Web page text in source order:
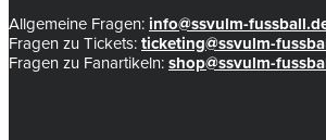
Allgemeine Fragen: info@ssvulm-
Fragen zu Tickets: ticketing@ssvulm-
Fragen zu Fanartikeln: shop@ssvulm-